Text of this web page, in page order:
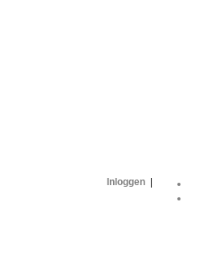
Inloggen